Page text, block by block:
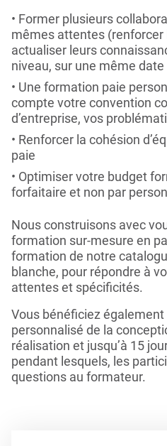
Former plusieurs
mêmes attentes (renforcer
actualiser leurs
niveau, sur une même date
Une formation paie
compte votre convention
d’entreprise, vos
Renforcer la cohésion
paie
Optimiser votre budget
forfaitaire et non par
Nous construisons avec
formation sur-mesure en
formation de notre
blanche, pour répondre à
attentes et spécificités.
Vous bénéficiez
personnalisé de la
réalisation et jusqu’à 15
pendant lesquels, les
questions au formateur.